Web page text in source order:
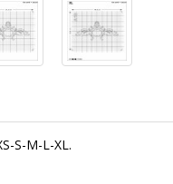
S-M-L-XL.